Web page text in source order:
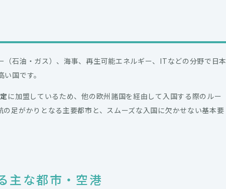
石油・ガス）、海事、再生可能エネルギー、ITなどの分野で日本
国です。
に加盟しているため、他の欧州諸国を経由して入国する際のルー
足がかりとなる主要都市と、スムーズな入国に欠かせない基本要
主な都市・空港